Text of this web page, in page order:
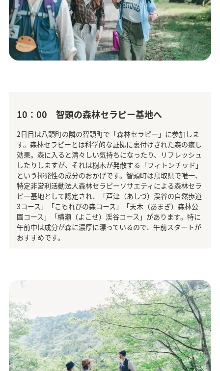
10：00 智頭の森林セラピー基地へ
2日目は八頭町の隣の智頭町で「森林セラピー」に参加しま
す。森林セラピーとは科学的な証拠に裏付けされた森の癒し
効果。森に入ると清々しい気持ちになったり、リフレッシュ
したりしますが、それは樹木が発散する「フィトンチッド」
という揮発性の成分のおかげです。智頭町は鳥取県で唯一、
特定非営利活動法人森林セラピーソサエティによる森林セラ
ピー基地として認定され、「芦津（あしづ）渓谷の自然歩道
3コース」「こもれびの森コース」「天木（あまぎ）森林公
園コース」「横瀬（よこせ）渓谷コース」があります。特に
午前中は成分が森に濃厚に漂っているので、午前スタートが
おすすめです。